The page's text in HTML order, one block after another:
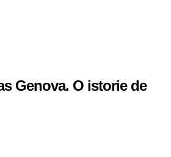
Genova. O istorie de